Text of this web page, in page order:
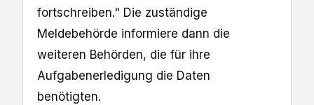
fortschreiben." Die zuständige
Meldebehörde informiere dann die
weiteren Behörden, die für ihre
Aufgabenerledigung die Daten
benötigten.